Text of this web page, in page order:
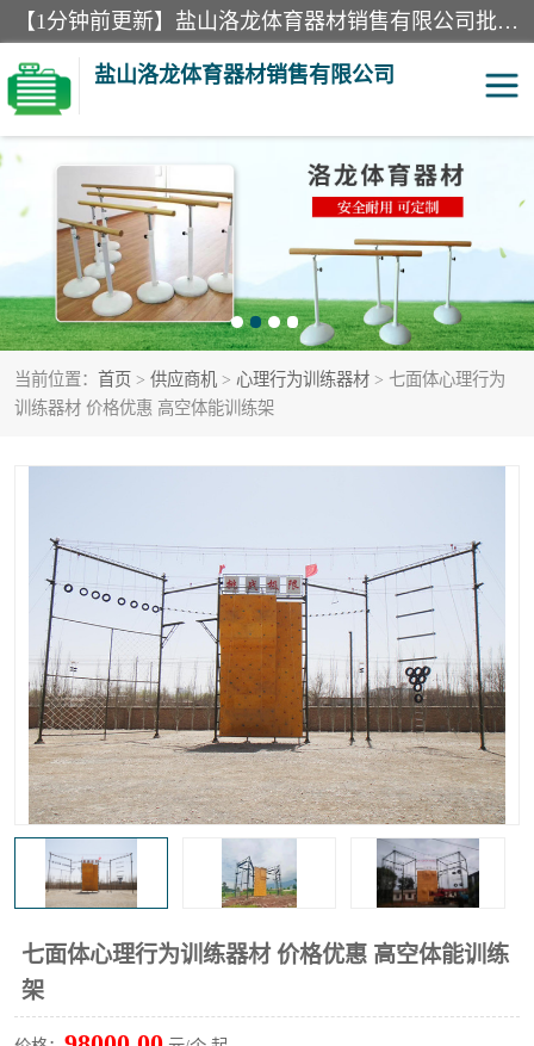
【1分钟前更新】盐山洛龙体育器材销售有限公司批量供应：300米障碍器材、400米障碍器材、部队训练器材、双杠、体操垫、舞蹈把杆等产品。盐山洛龙体育器材销售有限公司经过多年的发展，集研发，生产，销售，售后服务为一体. 奉行“质量，信誉，服务”的宗旨，以开拓创新的精神和真诚守信的态度积极进取。
盐山洛龙体育器材销售有限公司
当前位置： 首页 > 供应商机 > 心理行为训练器材 > 七面体心理行为
训练器材 价格优惠 高空体能训练架
七面体心理行为训练器材 价格优惠 高空体能训练
架
单双杠 舞蹈把杆
400米障碍器材 体操垫
300米障碍器材 攀爬架
塑胶跑道 400米障碍器材1